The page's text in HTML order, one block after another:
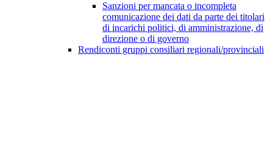
Sanzioni per mancata o incompleta
comunicazione dei dati da parte dei titolari
di incarichi politici, di amministrazione, di
direzione o di governo
Rendiconti gruppi consiliari regionali/provinciali